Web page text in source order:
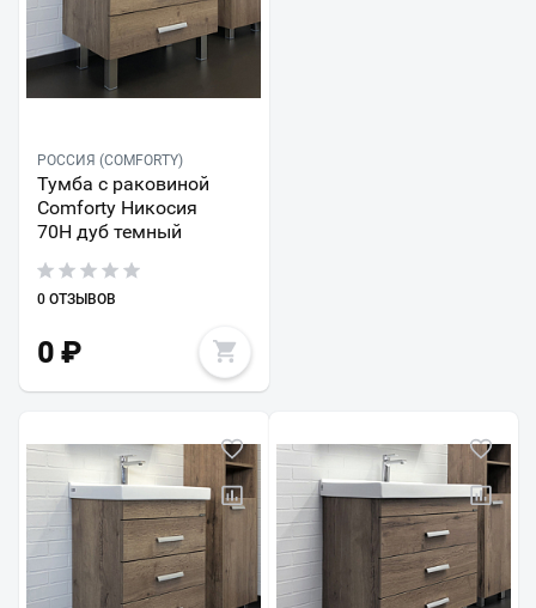
РОССИЯ (COMFORTY)
Тумба с раковиной
Comforty Никосия
70Н дуб темный
0 ОТЗЫВОВ
0 ₽